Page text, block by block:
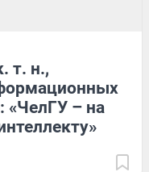
т. н.,
«ЧелГУ – на